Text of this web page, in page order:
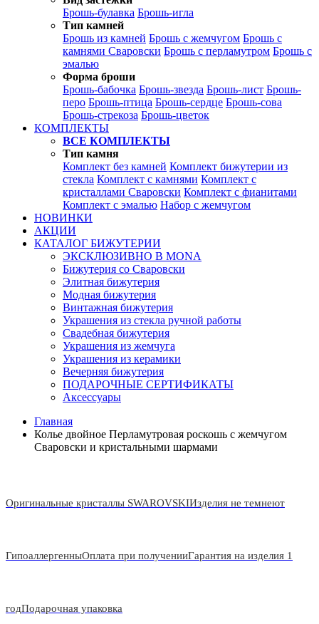
Брошь-булавка Брошь-игла
Тип камней
Брошь из камней Брошь с жемчугом Брошь с
камнями Сваровски Брошь с перламутром Брошь с
эмалью
Форма броши
Брошь-бабочка Брошь-звезда Брошь-лист Брошь-
перо Брошь-птица Брошь-сердце Брошь-сова
Брошь-стрекоза Брошь-цветок
КОМПЛЕКТЫ
ВСЕ КОМПЛЕКТЫ
Тип камня
Комплект без камней Комплект бижутерии из
стекла Комплект с камнями Комплект с
кристаллами Сваровски Комплект с фианитами
Комплект с эмалью Набор с жемчугом
НОВИНКИ
АКЦИИ
КАТАЛОГ БИЖУТЕРИИ
ЭКСКЛЮЗИВНО В MONA
Бижутерия со Сваровски
Элитная бижутерия
Модная бижутерия
Винтажная бижутерия
Украшения из стекла ручной работы
Свадебная бижутерия
Украшения из жемчуга
Украшения из керамики
Вечерняя бижутерия
ПОДАРОЧНЫЕ СЕРТИФИКАТЫ
Аксессуары
Главная
Колье двойное Перламутровая роскошь с жемчугом
Сваровски и кристальными шармами
Оригинальные кристаллы SWAROVSKIИзделия не темнеют
ГипоаллергенныОплата при полученииГарантия на изделия 1
годПодарочная упаковка